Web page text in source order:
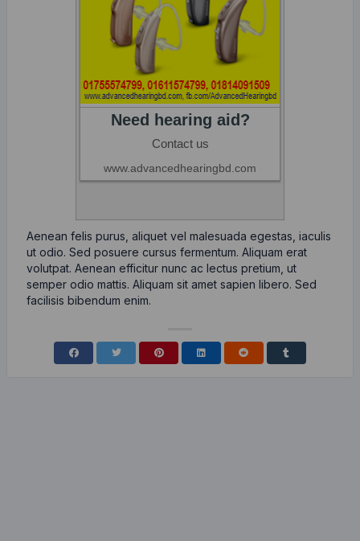
Aenean felis purus, aliquet vel malesuada egestas, iaculis
ut odio. Sed posuere cursus fermentum. Aliquam erat
volutpat. Aenean efficitur nunc ac lectus pretium, ut
semper odio mattis. Aliquam sit amet sapien libero. Sed
facilisis bibendum enim.